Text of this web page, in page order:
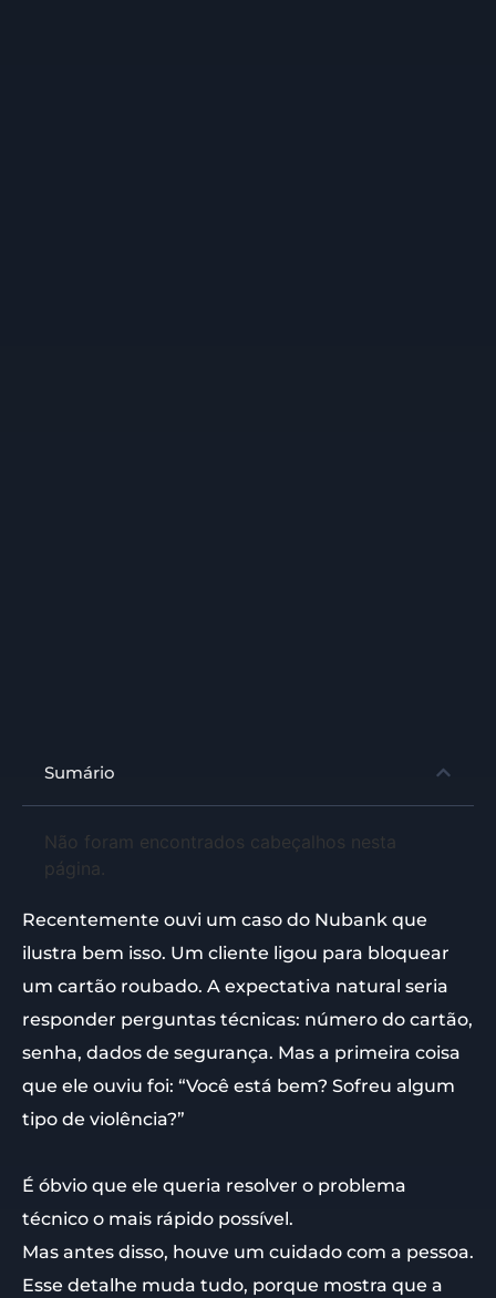
Sumário
Não foram encontrados cabeçalhos nesta
página.
Recentemente ouvi um caso do Nubank que
ilustra bem isso. Um cliente ligou para bloquear
um cartão roubado. A expectativa natural seria
responder perguntas técnicas: número do cartão,
senha, dados de segurança. Mas a primeira coisa
que ele ouviu foi: “Você está bem? Sofreu algum
tipo de violência?”
É óbvio que ele queria resolver o problema
técnico o mais rápido possível.
Mas antes disso, houve um cuidado com a pessoa.
Esse detalhe muda tudo, porque mostra que a